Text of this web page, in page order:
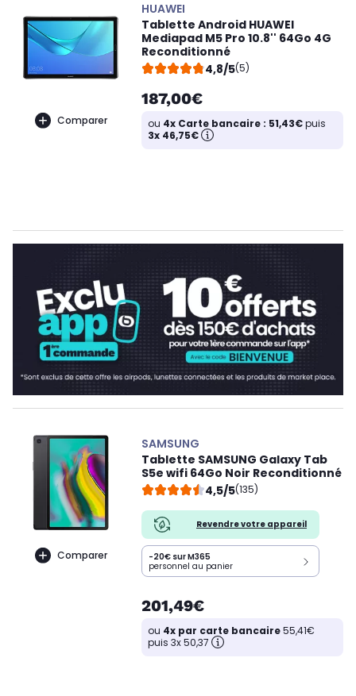
Comparer
HUAWEI
Tablette Android HUAWEI
Mediapad M5 Pro 10.8'' 64Go 4G
Reconditionné
4,8/5(5)
187,00€
ou 4x Carte bancaire : 51,43€puis
3x 46,75€
Comparer
SAMSUNG
Tablette SAMSUNG Galaxy Tab
S5e wifi 64Go Noir Reconditionné
4,5/5(135)
Revendre votre appareil
-20€ sur M365
personnel au panier
201,49€
ou 4x par carte bancaire55,41€
puis 3x 50,37